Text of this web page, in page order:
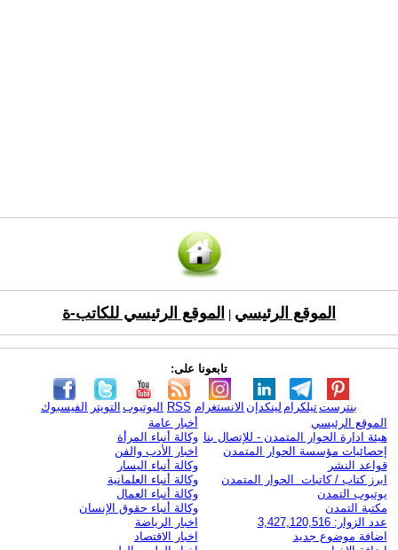
الموقع الرئيسي الموقع الرئيسي للكاتب-ة
تابعونا على:
الفيسبوك التويتر اليوتيوب RSS الانستغرام لينكدإن تيلكرامبنترست
الموقع الرئيسي
هيئة ادارة الحوار المتمدن - للإتصال بنا
إحصائيات مؤسسة الحوار المتمدن
قواعد النشر
ابرز كتاب / كاتبات الحوار المتمدن
يوتيوب التمدن
مكتبة التمدن
عدد الزوار: 3,427,120,516
اضافة موضوع جديد
أخبار عامة
وكالة أنباء المرأة
اخبار الأدب والفن
وكالة أنباء اليسار
وكالة أنباء العلمانية
وكالة أنباء العمال
وكالة أنباء حقوق الإنسان
اخبار الرياضة
اخبار الاقتصاد